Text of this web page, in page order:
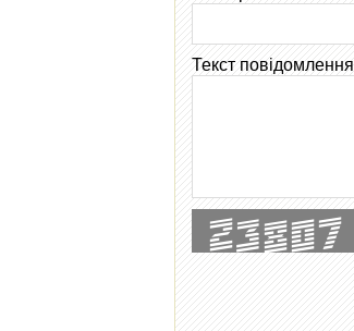
Текст повідомлення